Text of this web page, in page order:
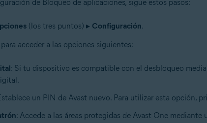
de Bloqueo de aplicaciones, sigue estos pasos:
(los tres puntos) ▸ Configuración.
para acceder a las opciones siguientes:
: Si tu dispositivo es compatible con el desbloqueo
un PIN de Avast nuevo. Para utilizar esta opción,
: Accede a las áreas protegidas de Avast One